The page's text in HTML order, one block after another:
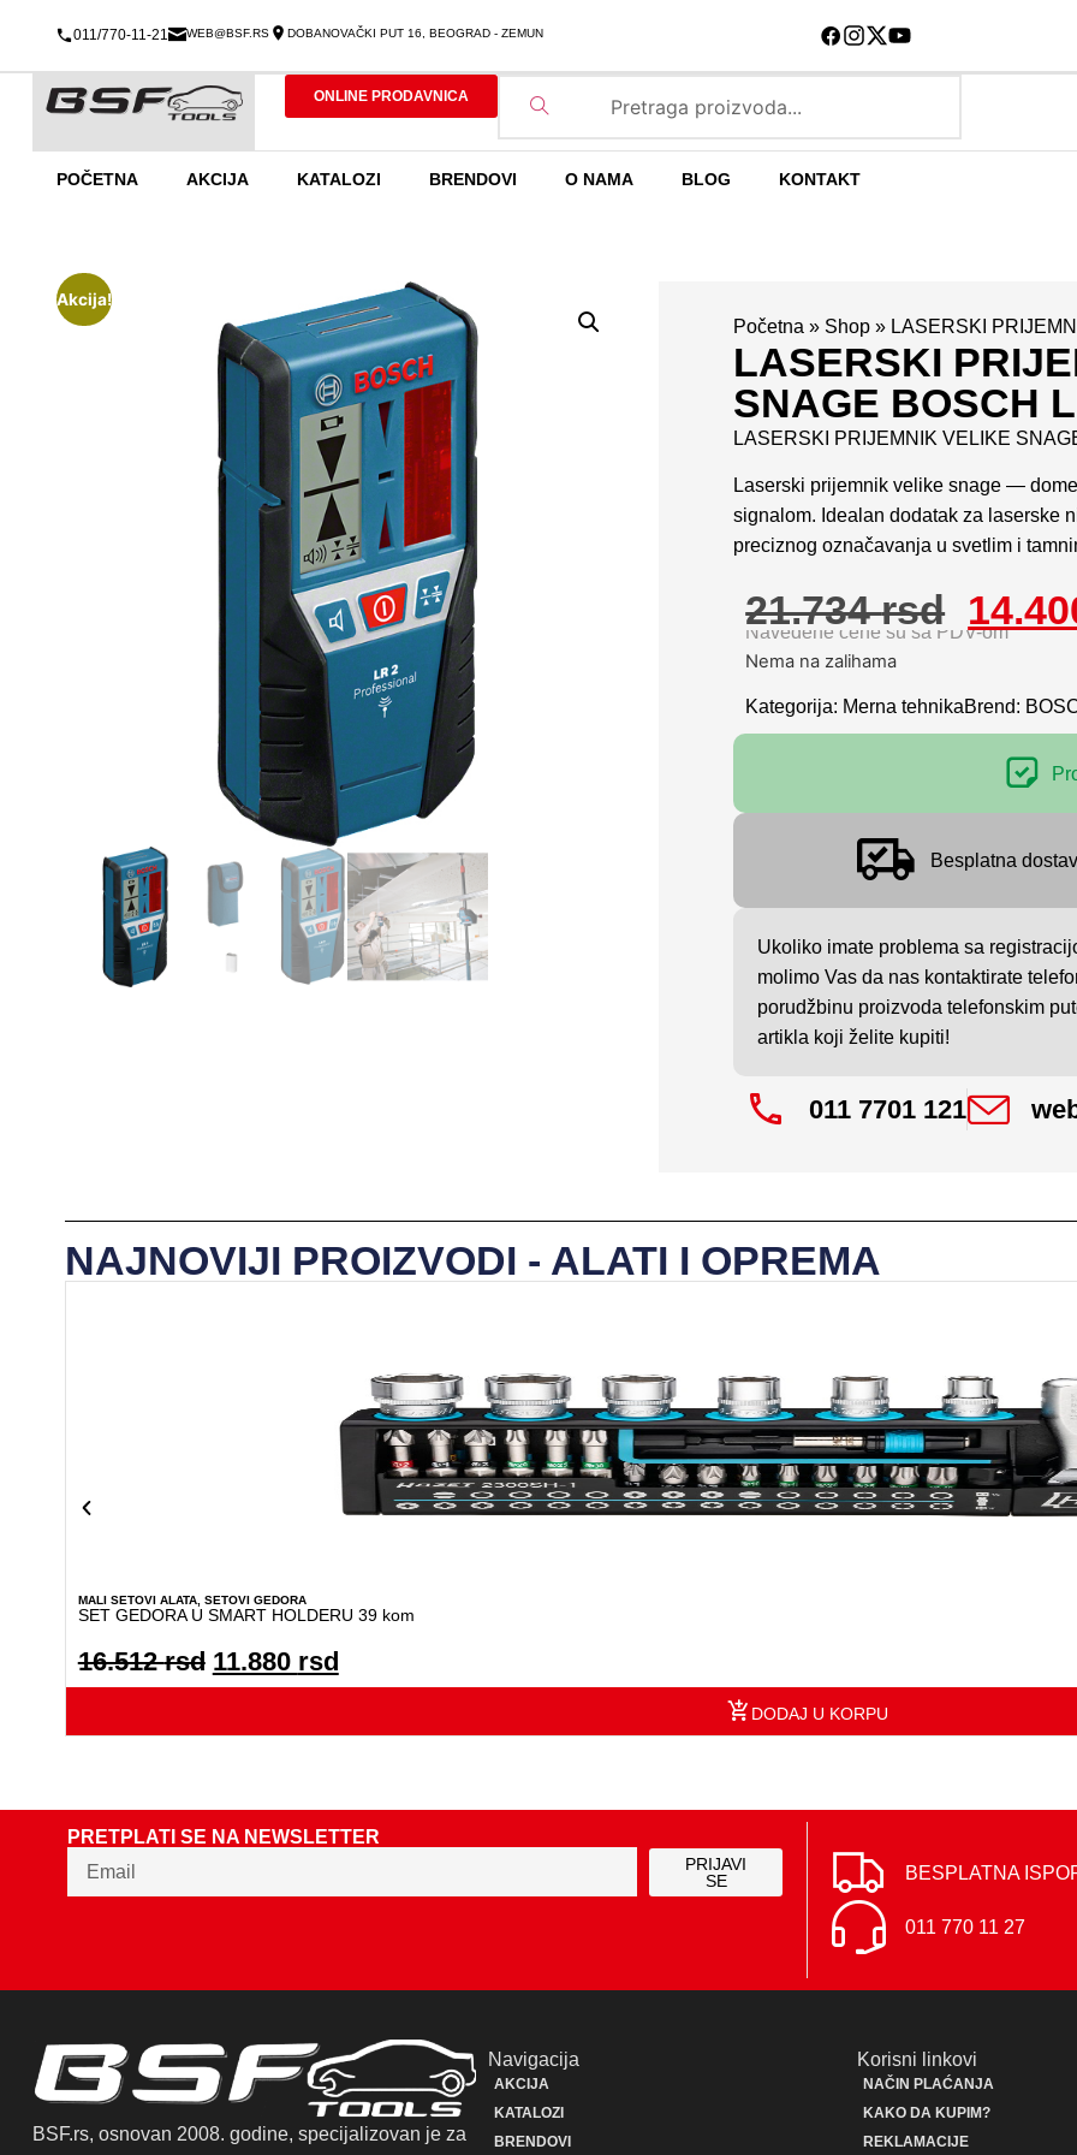
011/770-11-21 WEB@BSF.RS DOBANOVAČKI PUT 16, BEOGRAD - ZEMUN
ONLINE PRODAVNICA
POČETNA AKCIJA KATALOZI BRENDOVI O NAMA BLOG KONTAKT
Akcija!
Početna » Shop » LASERSKI
LASERSKI
SNAGE BOSCH
LASERSKI PRIJEMNIK VELIKE
Laserski prijemnik velike snage —
signalom. Idealan dodatak za laserske
preciznog označavanja u svetlim i
21.734rsd
Navedene cene su sa PDV-om
Nema na zalihama
Kategorija: Merna tehnikaBrend:
Besplatna
Ukoliko imate problema sa
molimo Vas da nas kontaktirate
porudžbinu proizvoda telefonskim
artikla koji želite kupiti!
011 7701 121
NAJNOVIJI PROIZVODI - ALATI I OPREMA
MALI SETOVI ALATA, SETOVI GEDORA
SET GEDORA U SMART HOLDERU 39 kom
16.512rsd 11.880 rsd
DODAJ U KORPU
PRETPLATI SE NA NEWSLETTER
PRIJAVI
SE
BESPLATNA
011 770 11 27
BSF.rs, osnovan 2008. godine, specijalizovan je za
Navigacija
AKCIJA
KATALOZI
BRENDOVI
Korisni linkovi
NAČIN PLAĆANJA
KAKO DA KUPIM?
REKLAMACIJE